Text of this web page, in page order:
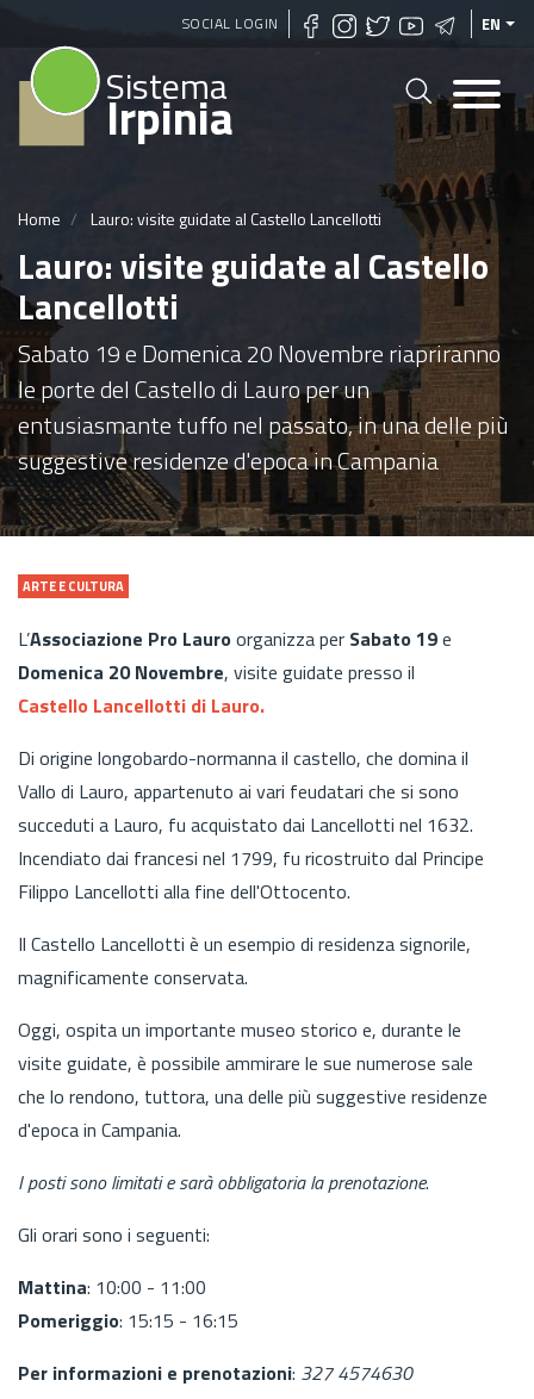
Skip
SOCIAL LOGIN EN
Sistema
Irpinia
Home Lauro: visite guidate al Castello Lancellotti
Lauro: visite guidate al Castello
Lancellotti
Sabato 19 e Domenica 20 Novembre riapriranno
le porte del Castello di Lauro per un
entusiasmante tuffo nel passato, in una delle più
suggestive residenze d'epoca in Campania
ARTE E CULTURA
L’Associazione Pro Lauroorganizza per Sabato 19e
Domenica 20 Novembre, visite guidate presso il
Castello Lancellotti di Lauro.
Di origine longobardo-normanna il castello, che domina il
Vallo di Lauro, appartenuto ai vari feudatari che si sono
succeduti a Lauro, fu acquistato dai Lancellotti nel 1632.
Incendiato dai francesi nel 1799, fu ricostruito dal Principe
Filippo Lancellotti alla fine dell'Ottocento.
Il Castello Lancellotti è un esempio di residenza signorile,
magnificamente conservata.
Oggi, ospita un importante museo storico e, durante le
visite guidate, è possibile ammirare le sue numerose sale
che lo rendono, tuttora, una delle più suggestive residenze
d'epoca in Campania.
I posti sono limitati e sarà obbligatoria la prenotazione.
Gli orari sono i seguenti:
Mattina: 10:00 - 11:00
Pomeriggio: 15:15 - 16:15
Per informazioni e prenotazioni: 327 4574630